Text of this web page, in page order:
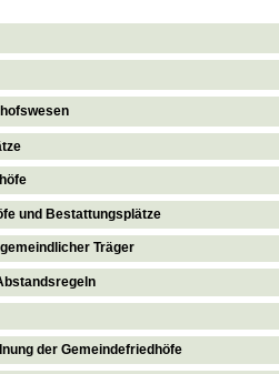
und Bestattungsplätze
Träger
der Gemeindefriedhöfe